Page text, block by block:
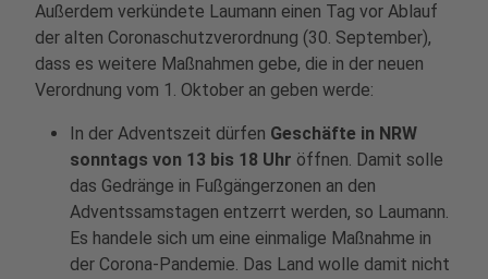
Außerdem verkündete Laumann einen Tag vor Ablauf
der alten Coronaschutzverordnung (30. September),
dass es weitere Maßnahmen gebe, die in der neuen
Verordnung vom 1. Oktober an geben werde:
In der Adventszeit dürfen Geschäfte in NRW
sonntags von 13 bis 18 Uhr öffnen. Damit solle
das Gedränge in Fußgängerzonen an den
Adventssamstagen entzerrt werden, so Laumann.
Es handele sich um eine einmalige Maßnahme in
der Corona-Pandemie. Das Land wolle damit nicht